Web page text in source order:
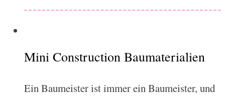
Mini Construction Baumaterialien
Ein Baumeister ist immer ein Baumeister, und